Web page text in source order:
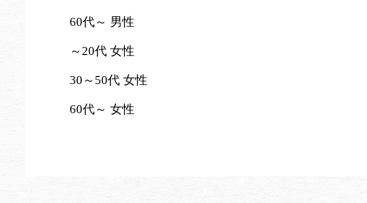
60代～ 男性
～20代 女性
30～50代 女性
60代～ 女性